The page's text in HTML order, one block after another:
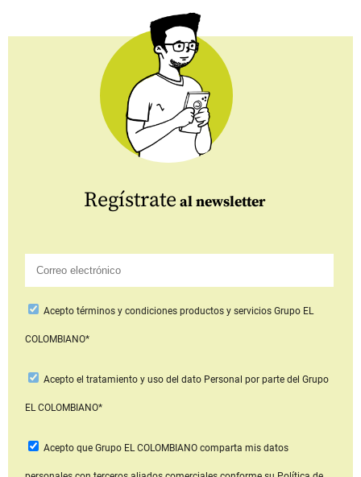
Regístrate al newsletter
Aceptotérminos y condiciones productos y serviciosGrupo EL
COLOMBIANO*
Acepto el tratamiento y uso del dato Personal por parte del Grupo
EL COLOMBIANO*
Acepto que Grupo EL COLOMBIANOcomparta mis datos